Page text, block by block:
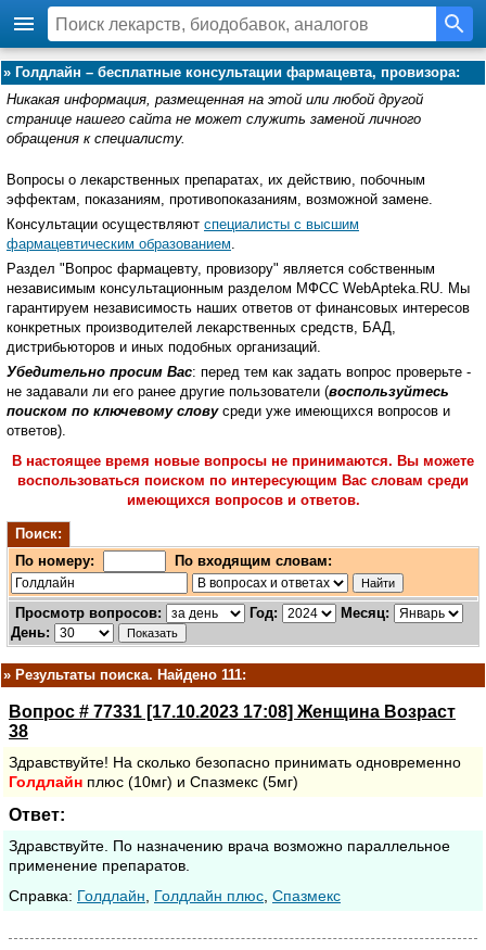
» Голдлайн – бесплатные консультации фармацевта, провизора:
Никакая информация, размещенная на этой или любой другой
странице нашего сайта не может служить заменой личного
обращения к специалисту.
Вопросы о лекарственных препаратах, их действию, побочным
эффектам, показаниям, противопоказаниям, возможной замене.
Консультации осуществляют специалисты с высшим
фармацевтическим образованием.
Раздел "Вопрос фармацевту, провизору" является собственным
независимым консультационным разделом МФСС WebApteka.RU. Мы
гарантируем независимость наших ответов от финансовых интересов
конкретных производителей лекарственных средств, БАД,
дистрибьюторов и иных подобных организаций.
Убедительно просим Вас: перед тем как задать вопрос проверьте -
не задавали ли его ранее другие пользователи (воспользуйтесь
поиском по ключевому словусреди уже имеющихся вопросов и
ответов).
В настоящее время новые вопросы не принимаются. Вы можете
воспользоваться поиском по интересующим Вас словам среди
имеющихся вопросов и ответов.
Поиск:
По номеру:
По входящим словам:
Просмотр вопросов: Год:
Месяц:
День:
» Результаты поиска. Найдено 111:
Вопрос # 77331 [17.10.2023 17:08] Женщина Возраст
38
Здравствуйте! На сколько безопасно принимать одновременно
Голдлайн плюс (10мг) и Спазмекс (5мг)
Ответ:
Здравствуйте. По назначению врача возможно параллельное
применение препаратов.
Cправка: Голдлайн Голдлайн плюс Спазмекс